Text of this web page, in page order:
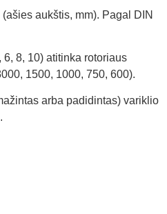
aukštis, mm). Pagal DIN
8, 10) atitinka rotoriaus
1500, 1000, 750, 600).
arba padidintas) variklio